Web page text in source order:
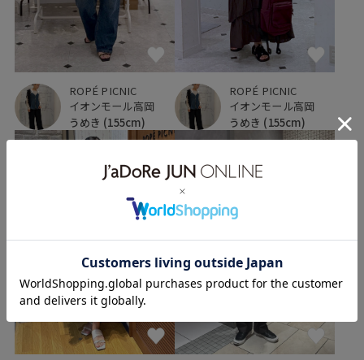
ROPÉ PICNIC
イオンモール高岡
うめき (155cm)
ROPÉ PICNIC
イオンモール高岡
うめき (155cm)